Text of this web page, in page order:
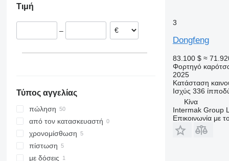
Τιμή
–
Τύπος αγγελίας
πώληση
από τον κατασκευαστή
χρονομίσθωση
πίστωση
με δόσεις
3
Dongfeng
83.100 $ ≈
Φορτηγό
2025
Κατάσταση
Ισχύς 336
Κίνα
Intermak Group
Επικοινωνία με